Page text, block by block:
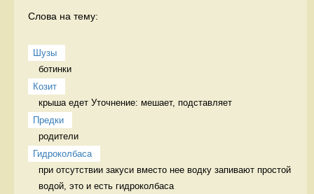
Слова на тему:
Шузы
ботинки
Козит
Предки
родители
Гидроколбаса
при отсутствии закуси вместо нее водку запивают простой
водой, это и есть гидроколбаса